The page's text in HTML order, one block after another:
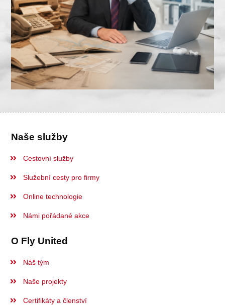
Naše služby
Cestovní služby
Služební cesty pro firmy
Online technologie
Námi pořádané akce
O Fly United
Náš tým
Naše projekty
Certifikáty a členství